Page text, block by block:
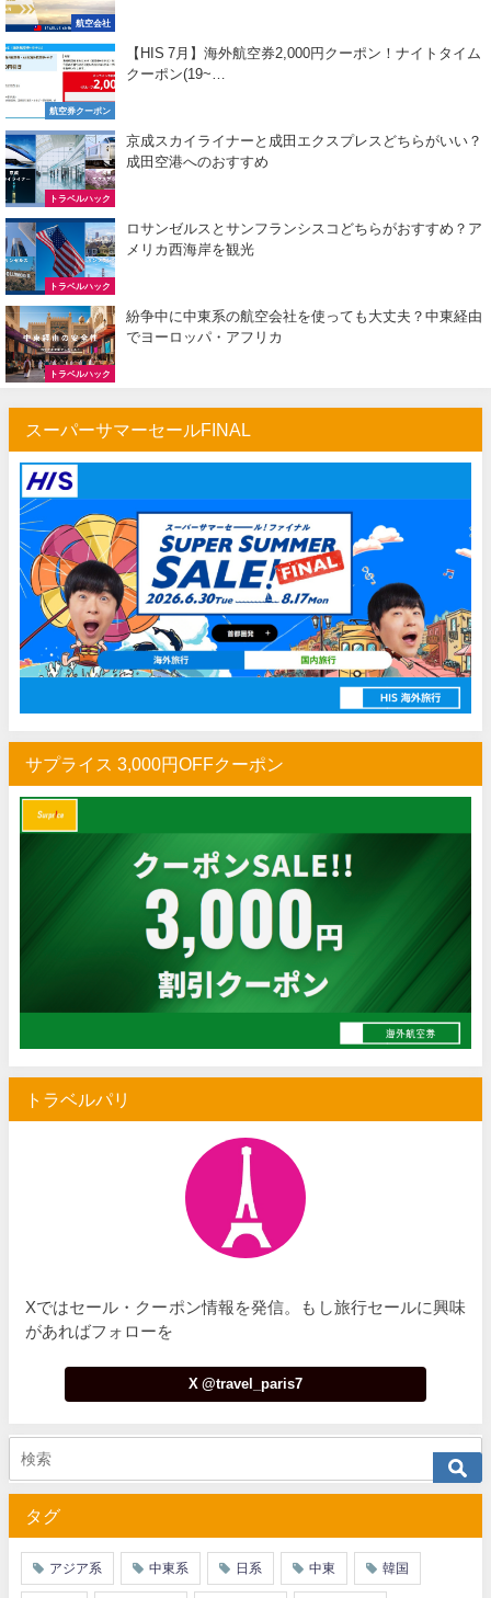
航空会社
航空券クーポン
【HIS 7月】海外航空券2,000円クーポン！ナイトタイム
クーポン(19~…
トラベルハック
京成スカイライナーと成田エクスプレスどちらがいい？
成田空港へのおすすめ
トラベルハック
ロサンゼルスとサンフランシスコどちらがおすすめ？ア
メリカ西海岸を観光
トラベルハック
紛争中に中東系の航空会社を使っても大丈夫？中東経由
でヨーロッパ・アフリカ
スーパーサマーセールFINAL
サプライス 3,000円OFFクーポン
トラベルパリ
Xではセール・クーポン情報を発信。もし旅行セールに興味
があればフォローを
X @travel_paris7
タグ
アジア系 中東系 日系 中東 韓国